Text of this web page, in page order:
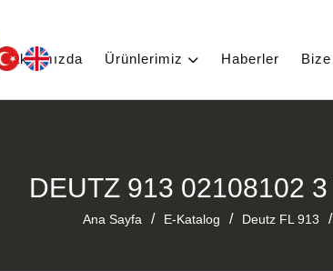
Hakkımızda Ürünlerimiz Haberler Bize
DEUTZ 913 02108102
Ana Sayfa / E-Katalog / Deutz FL 913 /